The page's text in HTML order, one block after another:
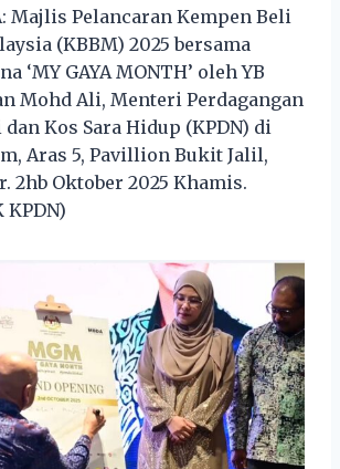
Majlis Pelancaran Kempen Beli
(KBBM) 2025 bersama
‘MY GAYA MONTH’ oleh YB
Mohd Ali, Menteri Perdagangan
Kos Sara Hidup (KPDN) di
Aras 5, Pavillion Bukit Jalil,
2hb Oktober 2025 Khamis.
KPDN)